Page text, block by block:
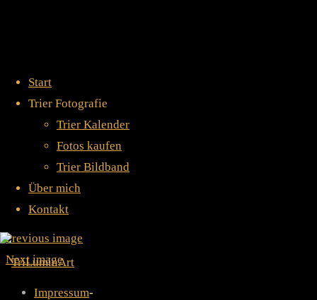
Start
Trier Fotografie
Trier Kalender
Fotos kaufen
Trier Bildband
Über mich
Kontakt
IMGP3685
Full size752 × 500
Previous image
Next image
Impressum-